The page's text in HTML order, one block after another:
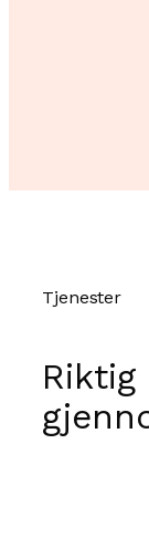
Tjenester